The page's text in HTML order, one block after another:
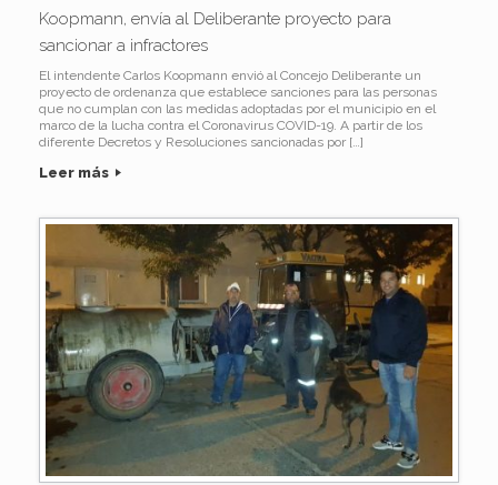
Koopmann, envía al Deliberante proyecto para
sancionar a infractores
El intendente Carlos Koopmann envió al Concejo Deliberante un
proyecto de ordenanza que establece sanciones para las personas
que no cumplan con las medidas adoptadas por el municipio en el
marco de la lucha contra el Coronavirus COVID-19. A partir de los
diferente Decretos y Resoluciones sancionadas por […]
Leer más